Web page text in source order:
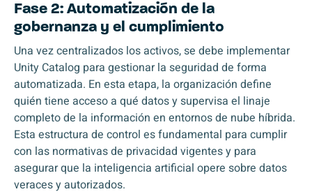
Fase 2: Automatización de la
gobernanza y el cumplimiento
Una vez centralizados los activos, se debe implementar
Unity Catalog para gestionar la seguridad de forma
automatizada. En esta etapa, la organización define
quién tiene acceso a qué datos y supervisa el linaje
completo de la información en entornos de nube híbrida.
Esta estructura de control es fundamental para cumplir
con las normativas de privacidad vigentes y para
asegurar que la inteligencia artificial opere sobre datos
veraces y autorizados.